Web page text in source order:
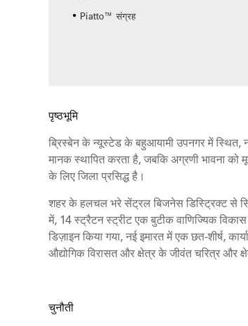
Piatto™ संग्रह
पृष्ठभूमि
ब्रिस्बेन के न्यूस्टेड के बहुआयामी उपनगर में स्थित,
मानक स्थापित करता है, जबकि अग्रणी भावना
के लिए जिला प्रसिद्ध है।
शहर के हलचल भरे सेंट्रल बिजनेस डिस्ट्रिक्ट से
में, 14 स्ट्रैटन स्ट्रीट एक बुटीक वाणिज्यिक
डिज़ाइन किया गया, नई इमारत में एक छत-शीर्ष,
औद्योगिक विरासत और क्षेत्र के जीवंत चरित्र और
चुनौती